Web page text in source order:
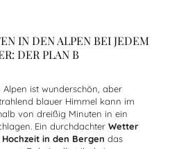
IN DEN ALPEN BEI JEDEM
DER PLAN B
Alpen ist wunderschön, aber
blauer Himmel kann im
von dreißig Minuten in ein
Ein durchdachter Wetter
Hochzeit in den Bergen das